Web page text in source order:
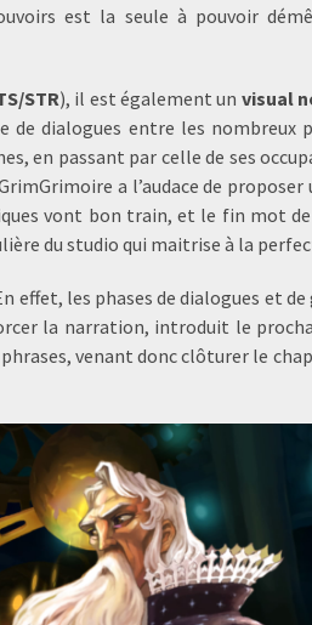
est la seule à pouvoir
STR), il est également un visual
dialogues entre les nombreux
en passant par celle de ses
a l’audace de proposer
vont bon train, et le fin mot
du studio qui maitrise à la
les phases de dialogues et
la narration, introduit le
venant donc clôturer le